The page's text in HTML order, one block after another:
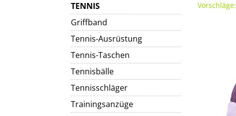
TENNIS
Griffband
Tennis-Ausrüstung
Tennis-Taschen
Tennisbälle
Tennisschläger
Trainingsanzüge
Vorschläge: